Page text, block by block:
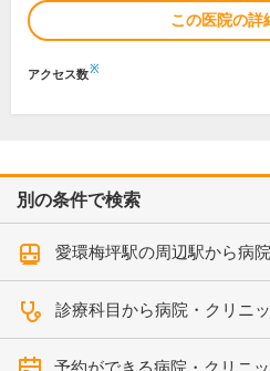
この医院の詳
アクセス数※
別の条件で検索
愛環梅坪駅の周辺駅から病
診療科目から病院・クリニ
予約ができる病院・クリニ